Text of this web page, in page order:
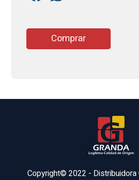
Comprar
Copyright© 2022 - Distribuidora